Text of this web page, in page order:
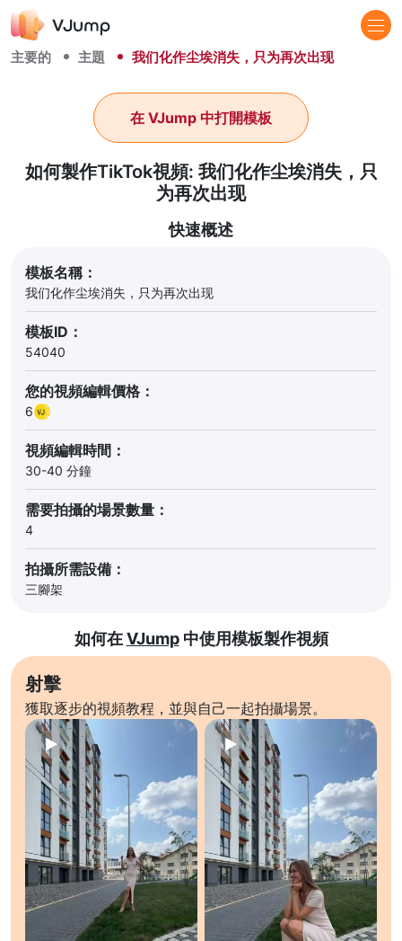
主要的 主題 我们化作尘埃消失，只为再次出现
如何製作TikTok視頻: 我们化作尘埃消失，只
为再次出现
在 VJump 中打開模板
快速概述
模板名稱：
我们化作尘埃消失，只为再次出现
模板ID：
54040
您的視頻編輯價格：
6
視頻編輯時間：
30-40 分鐘
需要拍攝的場景數量：
4
拍攝所需設備：
三腳架
如何在VJump中使用模板製作視頻
射擊
獲取逐步的視頻教程，並與自己一起拍攝場景。